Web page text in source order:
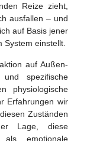
Reize zieht,
ausfallen – und
auf Basis jener
System einstellt.
auf Außen-
spezifische
physiologische
Erfahrungen wir
Zuständen
Lage, diese
emotionale